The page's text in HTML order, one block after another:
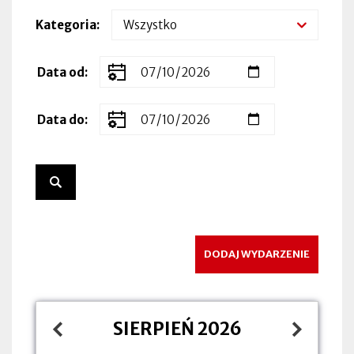
Kategoria
Zakres
dat
Data od
Data do
DODAJ WYDARZENIE
SIERPIEŃ 2026